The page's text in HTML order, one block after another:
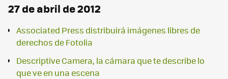
27 de abril de 2012
Associated Press distribuirá imágenes libres de
derechos de Fotolia
Descriptive Camera, la cámara que te describe lo
que ve en una escena